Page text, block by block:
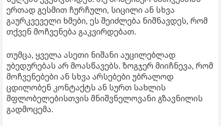
ერთად გესმით ჩურჩული, სიცილი ან სხვა
გაურკვეველი ხმები, ეს შეიძლება ნიშნავდეს, რომ
თქვენ მოჩვენება გაკვირდებათ.
თუმცა, ყველა ასეთი ნიშანი აუცილებლად
უბედურებას არ მოასწავებს. ზოგჯერ მიიჩნევა, რომ
მოჩვენებები ან სხვა არსებები უბრალოდ
ცდილობენ კონტაქტს ან სურთ სახლის
მფლობელებისთვის მნიშვნელოვანი გზავნილის
გადმოცემა.